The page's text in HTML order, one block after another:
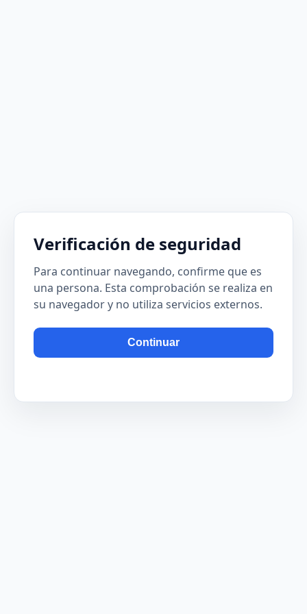
Verificación de seguridad
Para continuar navegando, confirme que es
una persona. Esta comprobación se realiza en
su navegador y no utiliza servicios externos.
Continuar